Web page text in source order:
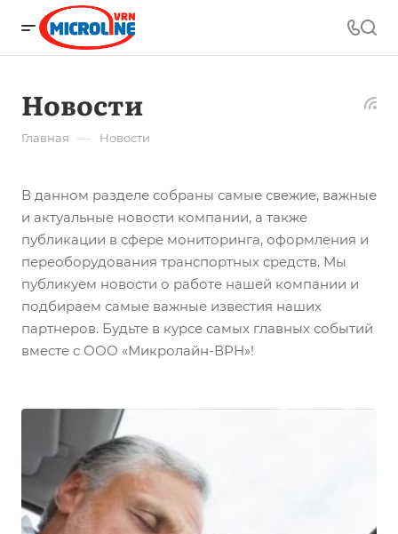
Новости
Главная — Новости
В данном разделе собраны самые свежие, важные
и актуальные новости компании, а также
публикации в сфере мониторинга, оформления и
переоборудования транспортных средств. Мы
публикуем новости о работе нашей компании и
подбираем самые важные известия наших
партнеров. Будьте в курсе самых главных событий
вместе с ООО «Микролайн-ВРН»!